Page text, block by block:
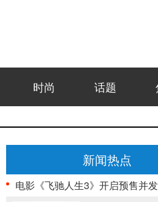
时尚 话题
新闻热点
电影《飞驰人生3》开启预售并发布“拼手速